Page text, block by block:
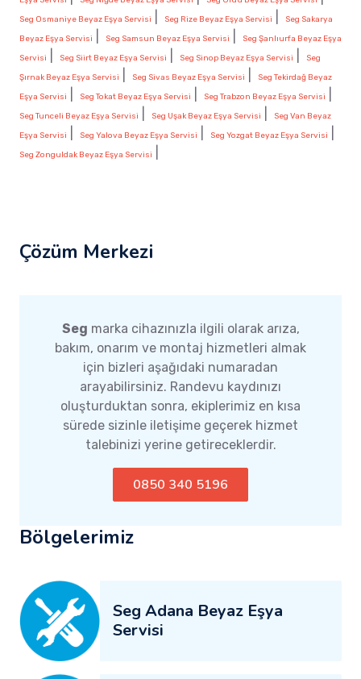
Seg Osmaniye Beyaz Eşya Servisi Seg Rize Beyaz Eşya Servisi
Seg Sakarya
Beyaz Eşya Servisi
Seg Samsun Beyaz Eşya Servisi
Seg Şanlıurfa Beyaz Eşya
Servisi
Seg Siirt Beyaz Eşya Servisi Seg Sinop Beyaz Eşya Servisi
Seg
Şırnak Beyaz Eşya Servisi
Seg Sivas Beyaz Eşya Servisi
Seg Tekirdağ Beyaz
Eşya Servisi
Seg Tokat Beyaz Eşya Servisi Seg Trabzon Beyaz Eşya Servisi
Seg Tunceli Beyaz Eşya Servisi Seg Uşak Beyaz Eşya Servisi
Seg Van Beyaz
Eşya Servisi
Seg Yalova Beyaz Eşya Servisi Seg Yozgat Beyaz Eşya Servisi
Seg Zonguldak Beyaz Eşya Servisi
Çözüm Merkezi
Seg marka cihazınızla ilgili olarak arıza,
bakım, onarım ve montaj hizmetleri almak
için bizleri aşağıdaki numaradan
arayabilirsiniz. Randevu kaydınızı
oluşturduktan sonra, ekiplerimiz en kısa
sürede sizinle iletişime geçerek hizmet
talebinizi yerine getireceklerdir.
0850 340 5196
Bölgelerimiz
Seg Adana Beyaz Eşya
Servisi